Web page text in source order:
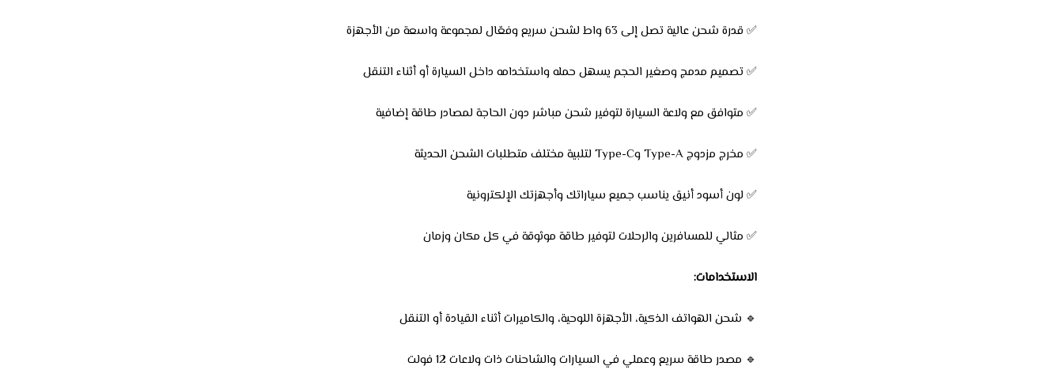
✅ قدرة شحن عالية تصل إلى 63 واط لشحن سريع وفعّال لمجموعة واسعة من الأجهزة
✅ تصميم مدمج وصغير الحجم يسهل حمله واستخدامه داخل السيارة أو أثناء التنقل
✅ متوافق مع ولاعة السيارة لتوفير شحن مباشر دون الحاجة لمصادر طاقة إضافية
✅ مخرج مزدوج Type-A وType-C لتلبية مختلف متطلبات الشحن الحديثة
✅ لون أسود أنيق يناسب جميع سياراتك وأجهزتك الإلكترونية
✅ مثالي للمسافرين والرحلات لتوفير طاقة موثوقة في كل مكان وزمان
الاستخدامات:
🔹 شحن الهواتف الذكية، الأجهزة اللوحية، والكاميرات أثناء القيادة أو التنقل
🔹 مصدر طاقة سريع وعملي في السيارات والشاحنات ذات ولاعات 12 فولت